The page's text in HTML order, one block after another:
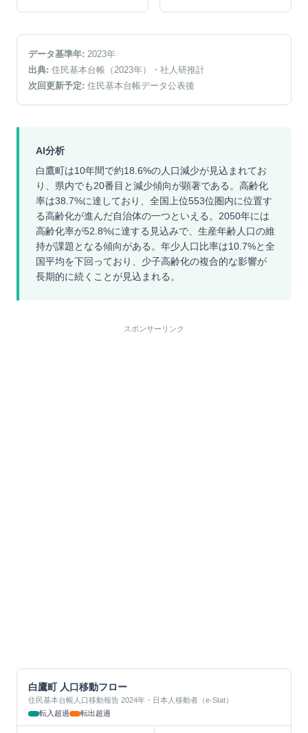
データ基準年: 2023年
出典: 住民基本台帳（2023年）
・社人研推計
次回更新予定: 住民基本台帳データ公表後
AI分析
白鷹町は10年間で約18.6%の人口減少が見込まれてお
り、県内でも20番目と減少傾向が顕著である。高齢化
率は38.7%に達しており、全国上位553位圏内に位置す
る高齢化が進んだ自治体の一つといえる。2050年には
高齢化率が52.8%に達する見込みで、生産年齢人口の維
持が課題となる傾向がある。年少人口比率は10.7%と全
国平均を下回っており、少子高齢化の複合的な影響が
長期的に続くことが見込まれる。
スポンサーリンク
白鷹町人口移動フロー
住民基本台帳人口移動報告 2024年・日本人移動者（e-Stat）
転入超過
転出超過